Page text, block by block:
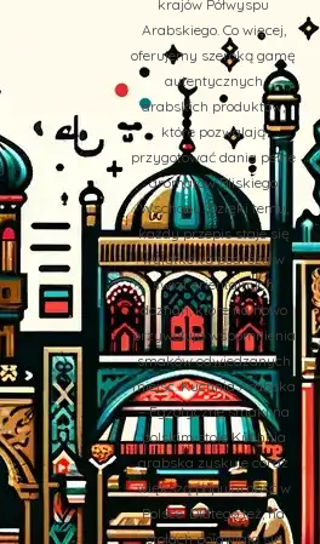
krajów Półwyspu
Arabskiego. Co więcej,
oferujemy szeroką gamę
autentycznych
arabskich produktów,
które pozwalają
przygotować dania pełne
aromatów Bliskiego
Wschodu. Dzięki temu,
każdy przepis staje się
wyjątkową podróżą w
świat orientalnych
doznań, które na nowo
przywołują wspomnienia
smaków odwiedzanych
miejsc. Kuchnia Arabska
– Egzotyczne smaki na
polskim stole Kuchnia
arabska zyskuje coraz
większą popularność w
Polsce. Dlatego też, na
stołach pojawiają się